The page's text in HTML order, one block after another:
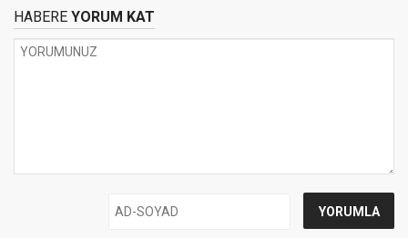
HABERE YORUM KAT